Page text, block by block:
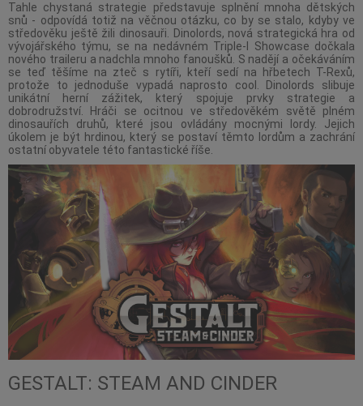
Tahle chystaná strategie představuje splnění mnoha dětských
snů - odpovídá totiž na věčnou otázku, co by se stalo, kdyby ve
středověku ještě žili dinosauři. Dinolords, nová strategická hra od
vývojářského týmu, se na nedávném Triple-I Showcase dočkala
nového traileru a nadchla mnoho fanoušků. S nadějí a očekáváním
se teď těšíme na zteč s rytíři, kteří sedí na hřbetech T-Rexů,
protože to jednoduše vypadá naprosto cool. Dinolords slibuje
unikátní herní zážitek, který spojuje prvky strategie a
dobrodružství. Hráči se ocitnou ve středověkém světě plném
dinosauřích druhů, které jsou ovládány mocnými lordy. Jejich
úkolem je být hrdinou, který se postaví těmto lordům a zachrání
ostatní obyvatele této fantastické říše.
GESTALT: STEAM AND CINDER